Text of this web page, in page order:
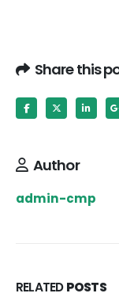
Share this
Author
admin-cmp
RELATEDPOSTS